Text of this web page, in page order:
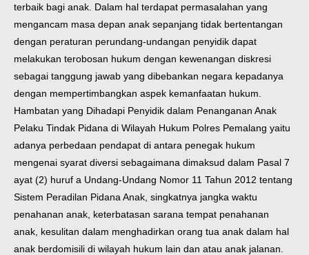
terbaik bagi anak. Dalam hal terdapat permasalahan yang
mengancam masa depan anak sepanjang tidak bertentangan
dengan peraturan perundang-undangan penyidik dapat
melakukan terobosan hukum dengan kewenangan diskresi
sebagai tanggung jawab yang dibebankan negara kepadanya
dengan mempertimbangkan aspek kemanfaatan hukum.
Hambatan yang Dihadapi Penyidik dalam Penanganan Anak
Pelaku Tindak Pidana di Wilayah Hukum Polres Pemalang yaitu
adanya perbedaan pendapat di antara penegak hukum
mengenai syarat diversi sebagaimana dimaksud dalam Pasal 7
ayat (2) huruf a Undang-Undang Nomor 11 Tahun 2012 tentang
Sistem Peradilan Pidana Anak, singkatnya jangka waktu
penahanan anak, keterbatasan sarana tempat penahanan
anak, kesulitan dalam menghadirkan orang tua anak dalam hal
anak berdomisili di wilayah hukum lain dan atau anak jalanan.